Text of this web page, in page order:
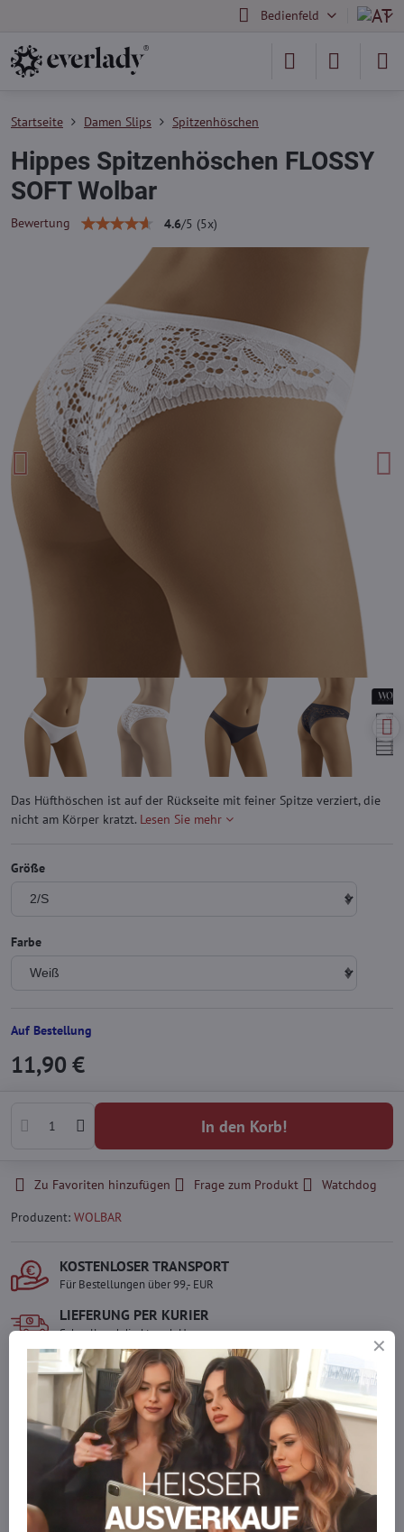
Bedienfeld
Startseite Damen Slips Spitzenhöschen
Hippes Spitzenhöschen FLOSSY
SOFT Wolbar
Bewertung 4.6/5 (5x)
Das Hüfthöschen ist auf der Rückseite mit feiner Spitze verziert, die
nicht am Körper kratzt. Lesen Sie mehr
Größe
Farbe
Auf Bestellung
11,90 €
In den Korb!
Zu Favoriten hinzufügen Frage zum Produkt
Watchdog
Produzent: WOLBAR
KOSTENLOSER TRANSPORT
Für Bestellungen über 99,- EUR
LIEFERUNG PER KURIER
Schnell und direkt nach Hause.
SICHERE ZAHLUNGEN
Gesicherte Online-Zahlungen
Ware auf Lager
Wir versenden sofort
Werden Sie Teil von everlady
Werden Sie Teil von everlady und genießen Sie einen 5 %
Mitgliedervorteilbei jedem Einkauf.
Der Vorteil wird automatisch im Warenkorb angewendet.